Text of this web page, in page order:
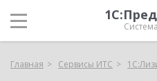
Главная Сервисы ИТС